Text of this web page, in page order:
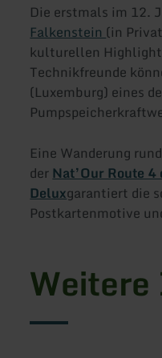
Die erstmals im 12.
Falkenstein (in
kulturellen
Technikfreunde
(Luxemburg) eines
Eine Wanderung
derNat’Our Route
Deluxgarantiert die
Postkartenmotive